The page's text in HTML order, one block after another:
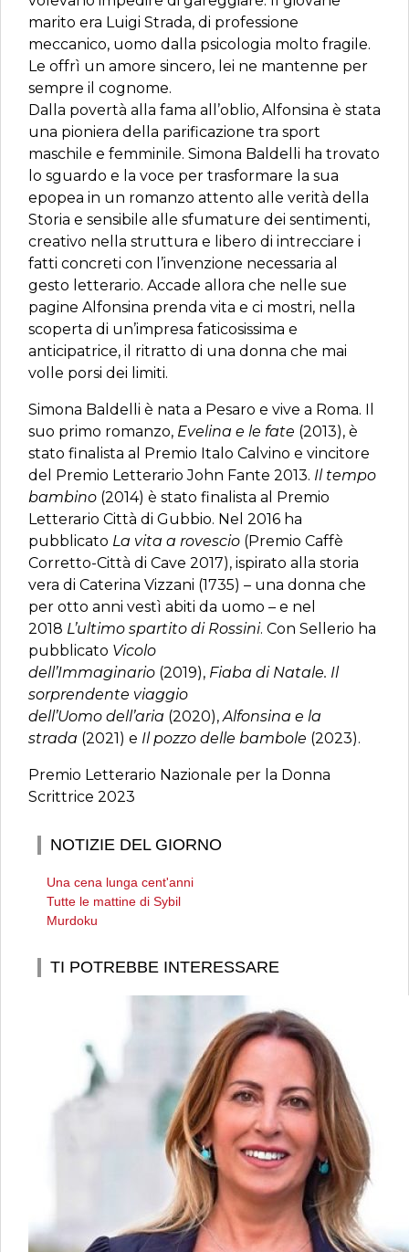
marito era Luigi Strada, di professione
meccanico, uomo dalla psicologia molto fragile.
Le offrì un amore sincero, lei ne mantenne per
sempre il cognome.
Dalla povertà alla fama all’oblio, Alfonsina è stata
una pioniera della parificazione tra sport
maschile e femminile. Simona Baldelli ha trovato
lo sguardo e la voce per trasformare la sua
epopea in un romanzo attento alle verità della
Storia e sensibile alle sfumature dei sentimenti,
creativo nella struttura e libero di intrecciare i
fatti concreti con l’invenzione necessaria al
gesto letterario. Accade allora che nelle sue
pagine Alfonsina prenda vita e ci mostri, nella
scoperta di un’impresa faticosissima e
anticipatrice, il ritratto di una donna che mai
volle porsi dei limiti.
Simona Baldelli è nata a Pesaro e vive a Roma. Il
suo primo romanzo, Evelina e le fate (2013), è
stato finalista al Premio Italo Calvino e vincitore
del Premio Letterario John Fante 2013. Il tempo
bambino (2014) è stato finalista al Premio
Letterario Città di Gubbio. Nel 2016 ha
pubblicato La vita a rovescio (Premio Caffè
Corretto-Città di Cave 2017), ispirato alla storia
vera di Caterina Vizzani (1735) – una donna che
per otto anni vestì abiti da uomo – e nel
2018 L’ultimo spartito di Rossini. Con Sellerio ha
pubblicato Vicolo
dell’Immaginario (2019), Fiaba di Natale. Il
sorprendente viaggio
dell’Uomo dell’aria (2020),Alfonsina e la
strada (2021) e Il pozzo delle bambole (2023).
Premio Letterario Nazionale per la Donna
Scrittrice 2023
NOTIZIE DEL GIORNO
Una cena lunga cent'anni
Tutte le mattine di Sybil
Murdoku
TI POTREBBE INTERESSARE